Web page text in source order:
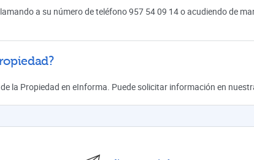
a su número de teléfono 957 54 09 14 o acudiendo de
la Propiedad en eInforma. Puede solicitar información en